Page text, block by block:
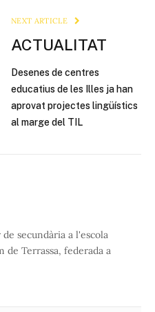
NEXT ARTICLE
ACTUALITAT
Desenes de centres
educatius de les Illes ja han
aprovat projectes lingüístics
al marge del TIL
secundària a l'escola
de Terrassa, federada a